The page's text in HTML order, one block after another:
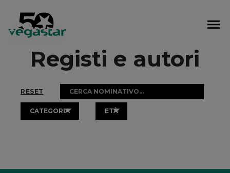
contenuto
Registi e autori
RESET
CATEGORIA ETÀ